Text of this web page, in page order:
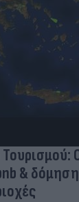
&